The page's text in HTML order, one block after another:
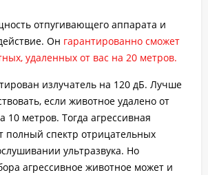
отпугивающего аппарата и
Он гарантированно сможет
удаленных от вас на 20 метров.
излучатель на 120 дБ. Лучше
если животное удалено от
10 метров. Тогда агрессивная
полный спектр отрицательных
ультразвука. Но
агрессивное животное может и